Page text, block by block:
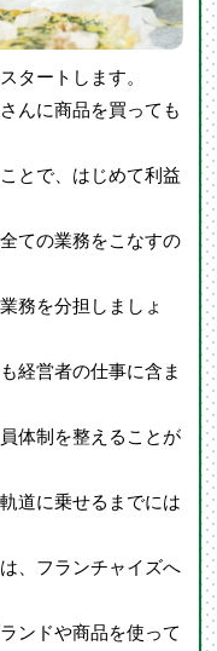
タートします。
んに商品を買っても
とで、はじめて利益
ての業務をこなすの
務を分担しましょ
経営者の仕事に含ま
体制を整えることが
道に乗せるまでには
、フランチャイズへ
ンドや商品を使って